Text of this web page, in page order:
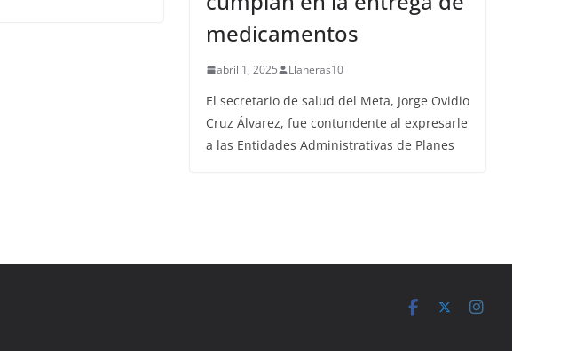
medicamentos
abril 1, 2025 Llaneras10
El secretario de salud del Meta, Jorge Ovidio
Cruz Álvarez, fue contundente al expresarle
a las Entidades Administrativas de Planes